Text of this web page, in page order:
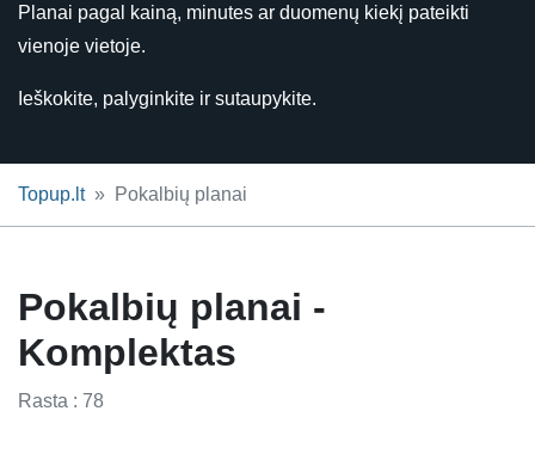
Planai pagal kainą, minutes ar duomenų kiekį pateikti
vienoje vietoje.
Ieškokite, palyginkite ir sutaupykite.
Topup.lt Pokalbių planai
Pokalbių planai -
Komplektas
Rasta : 78